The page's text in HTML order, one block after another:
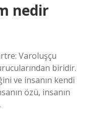
nedir
Varoluşçu
biridir.
ve insanın kendi
özü, insanın